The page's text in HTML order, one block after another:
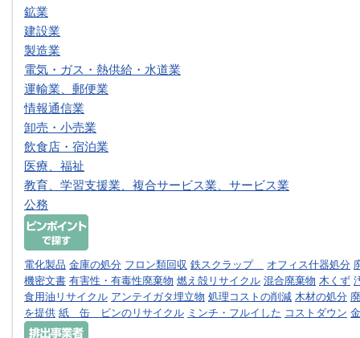
鉱業
建設業
製造業
電気・ガス・熱供給・水道業
運輸業、郵便業
情報通信業
卸売・小売業
飲食店・宿泊業
医療、福祉
教育、学習支援業、複合サービス業、サービス業
公務
電化製品 金庫の処分 フロン類回収 鉄スクラップ オフィス什器処分
機密文書 有害性・有毒性廃棄物 燃え殻リサイクル 混合廃棄物 木くず
食用油リサイクル アンテイガタ埋立物 処理コストの削減 木材の処分
を提供 紙 缶 ビンのリサイクル ミンチ・フルイした コストダウン